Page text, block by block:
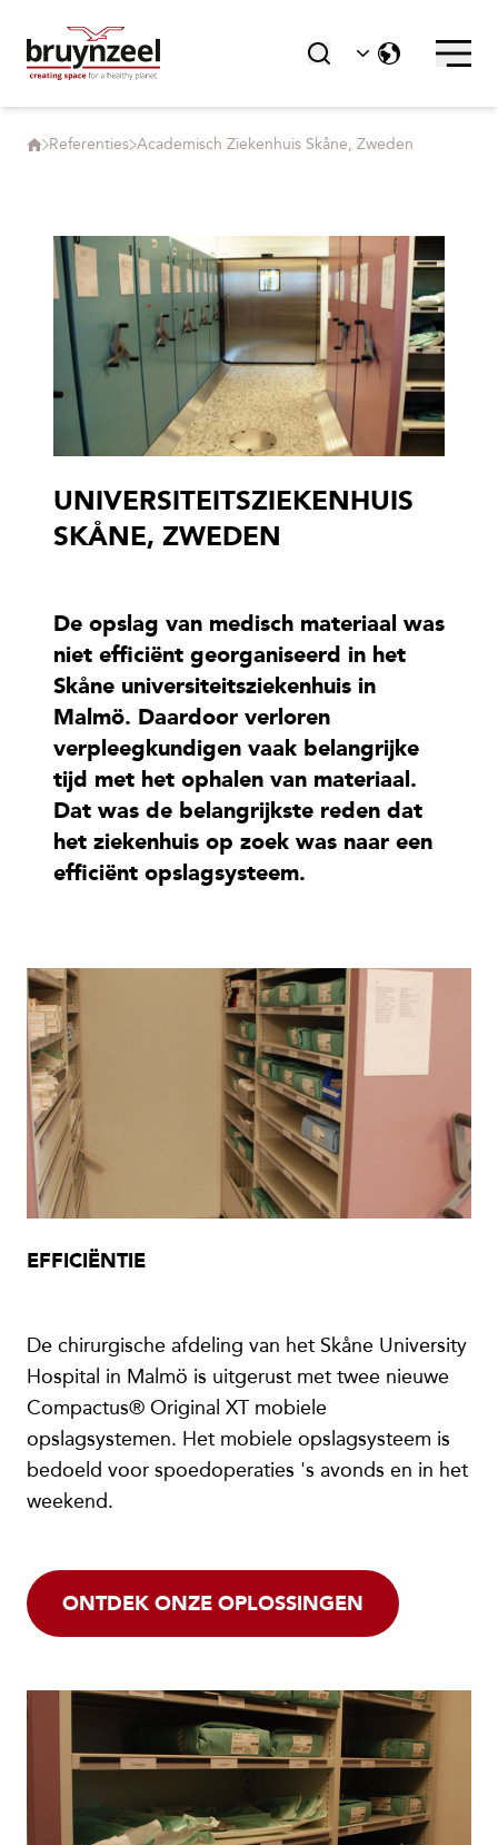
Referenties Academisch Ziekenhuis Skåne, Zweden
UNIVERSITEITSZIEKENHUIS
SKÅNE, ZWEDEN
De opslag van medisch materiaal was
niet efficiënt georganiseerd in het
Skåne universiteitsziekenhuis in
Malmö. Daardoor verloren
verpleegkundigen vaak belangrijke
tijd met het ophalen van materiaal.
Dat was de belangrijkste reden dat
het ziekenhuis op zoek was naar een
efficiënt opslagsysteem.
EFFICIËNTIE
De chirurgische afdeling van het Skåne University
Hospital in Malmö is uitgerust met twee nieuwe
Compactus® Original XT mobiele
opslagsystemen. Het mobiele opslagsysteem is
bedoeld voor spoedoperaties 's avonds en in het
weekend.
ONTDEK ONZE OPLOSSINGEN